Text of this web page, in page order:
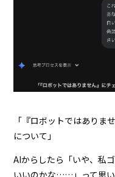
「『ロボットではありま
について」
AIからしたら「いや、私